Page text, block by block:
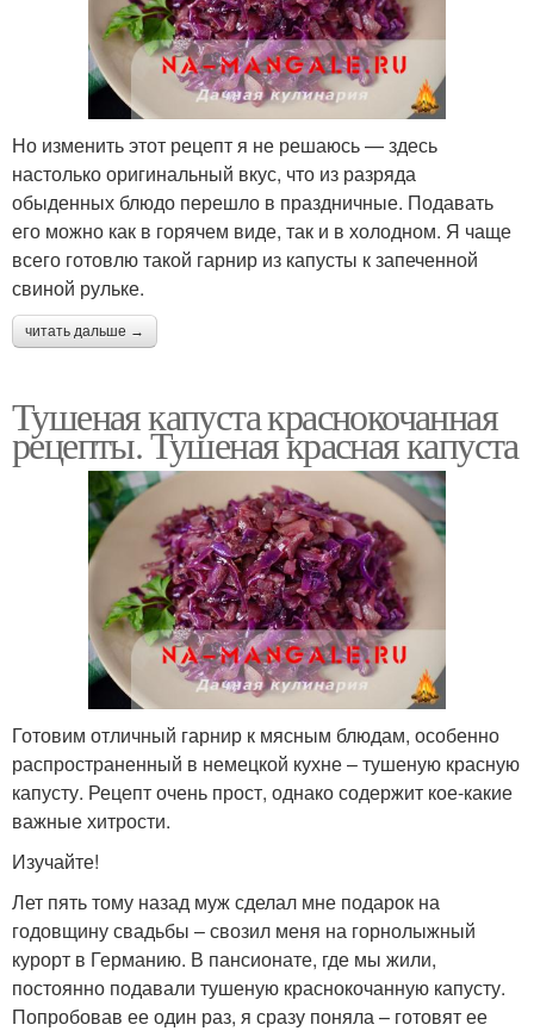
Но изменить этот рецепт я не решаюсь — здесь
настолько оригинальный вкус, что из разряда
обыденных блюдо перешло в праздничные. Подавать
его можно как в горячем виде, так и в холодном. Я чаще
всего готовлю такой гарнир из капусты к запеченной
свиной рульке.
читать дальше →
Тушеная капуста краснокочанная
рецепты. Тушеная красная капуста
Готовим отличный гарнир к мясным блюдам, особенно
распространенный в немецкой кухне – тушеную красную
капусту. Рецепт очень прост, однако содержит кое-какие
важные хитрости.
Изучайте!
Лет пять тому назад муж сделал мне подарок на
годовщину свадьбы – свозил меня на горнолыжный
курорт в Германию. В пансионате, где мы жили,
постоянно подавали тушеную краснокочанную капусту.
Попробовав ее один раз, я сразу поняла – готовят ее